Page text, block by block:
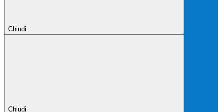
Chiudi
Chiudi